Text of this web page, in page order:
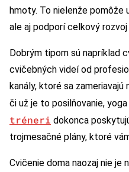
hmoty. To nielenže pomôže
ale aj podporí celkový
Dobrým tipom sú napríklad
cvičebných videí od
kanály, ktoré sa
či už je to posilňovanie,
tréneri dokonca
trojmesačné plány, ktoré
Cvičenie doma naozaj nie je